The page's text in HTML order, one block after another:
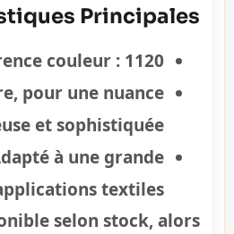
Principales :
couleur : 1120
pour une nuance
et sophistiquée
à une grande
textiles
selon stock, alors